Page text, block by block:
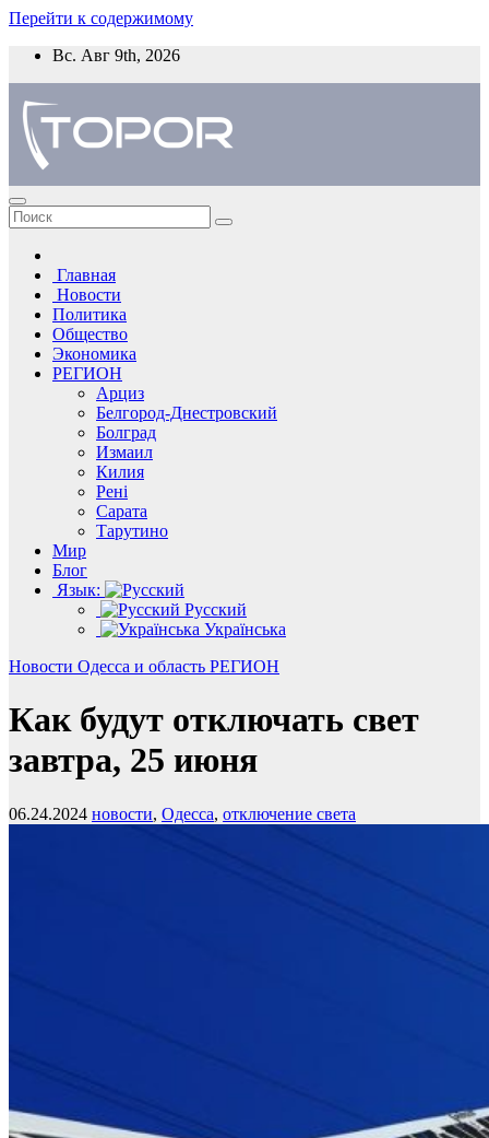
Перейти к содержимому
Вс. Авг 9th, 2026
Главная
Новости
Политика
Общество
Экономика
РЕГИОН
Арциз
Белгород-Днестровский
Болград
Измаил
Килия
Рені
Сарата
Тарутино
Мир
Блог
Язык:
Русский
Українська
Новости Одесса и область РЕГИОН
Как будут отключать свет
завтра, 25 июня
06.24.2024 новости, Одесса, отключение света